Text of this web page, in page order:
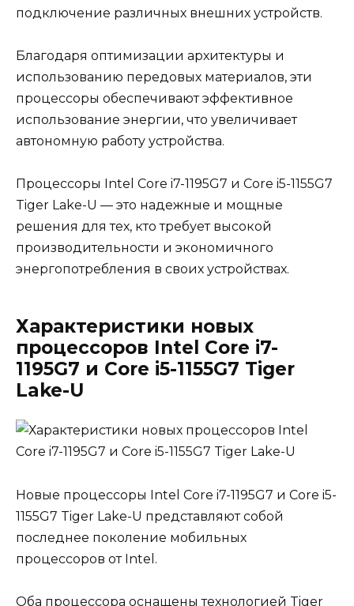
подключение различных внешних устройств.
Благодаря оптимизации архитектуры и
использованию передовых материалов, эти
процессоры обеспечивают эффективное
использование энергии, что увеличивает
автономную работу устройства.
Процессоры Intel Core i7-1195G7 и Core i5-1155G7
Tiger Lake-U — это надежные и мощные
решения для тех, кто требует высокой
производительности и экономичного
энергопотребления в своих устройствах.
Характеристики новых
процессоров Intel Core i7-
1195G7 и Core i5-1155G7 Tiger
Lake-U
Новые процессоры Intel Core i7-1195G7 и Core i5-
1155G7 Tiger Lake-U представляют собой
последнее поколение мобильных
процессоров от Intel.
Оба процессора оснащены технологией Tiger